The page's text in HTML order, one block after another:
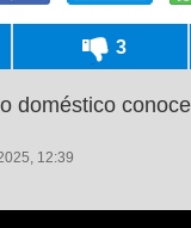
3
doméstico
12:39